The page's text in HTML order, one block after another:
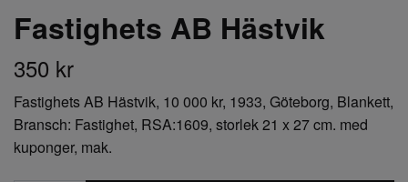
Fastighets AB Hästvik
350 kr
Fastighets AB Hästvik, 10 000 kr, 1933, Göteborg, Blankett,
Bransch: Fastighet, RSA:1609, storlek 21 x 27 cm. med
kuponger, mak.